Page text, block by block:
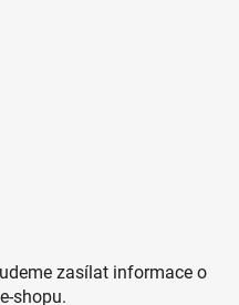
zasílat informace o
shopu.